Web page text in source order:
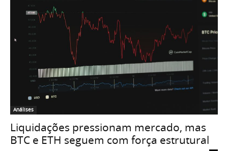
Análises
Liquidações pressionam mercado, mas
BTC e ETH seguem com força estrutural